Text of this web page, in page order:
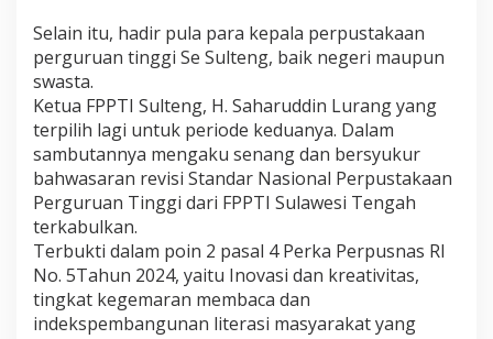
u
n
2
4
Selain itu, hadir pula para kepala perpustakaan
perguruan tinggi Se Sulteng, baik negeri maupun
swasta.
Ketua FPPTI Sulteng, H. Saharuddin Lurang yang
terpilih lagi untuk periode keduanya. Dalam
sambutannya mengaku senang dan bersyukur
bahwasaran revisi Standar Nasional Perpustakaan
Perguruan Tinggi dari FPPTI Sulawesi Tengah
terkabulkan.
Terbukti dalam poin 2 pasal 4 Perka Perpusnas RI
No. 5Tahun 2024, yaitu Inovasi dan kreativitas,
tingkat kegemaran membaca dan
indekspembangunan literasi masyarakat yang